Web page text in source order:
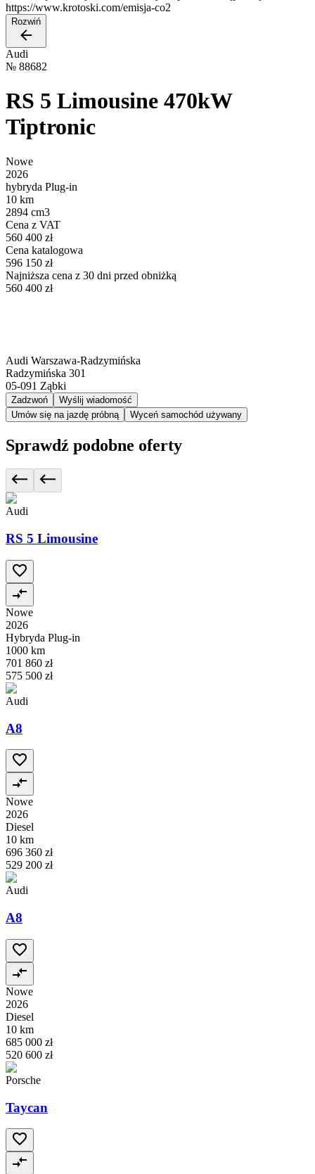
https://www.krotoski.com/emisja-co2
Rozwiń
Audi
№ 88682
RS 5 Limousine 470kW
Tiptronic
Nowe
2026
hybryda Plug-in
10 km
2894 cm3
Cena z VAT
560 400 zł
Cena katalogowa
596 150 zł
Najniższa cena z 30 dni przed obniżką
560 400 zł
Audi Warszawa-Radzymińska
Radzymińska 301
05-091 Ząbki
Zadzwoń
Wyślij wiadomość
Umów się na jazdę próbną
Wyceń samochód używany
Sprawdź podobne oferty
Audi
RS 5 Limousine
Nowe
2026
Hybryda Plug-in
1000 km
701 860 zł
575 500 zł
Audi
A8
Nowe
2026
Diesel
10 km
696 360 zł
529 200 zł
Audi
A8
Nowe
2026
Diesel
10 km
685 000 zł
520 600 zł
Porsche
Taycan